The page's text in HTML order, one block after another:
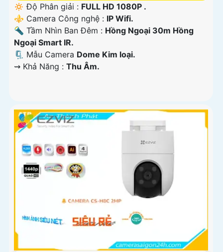
🔅 Độ Phân giải : FULL HD 1080P .
⚜️ Camera Công nghệ : IP Wifi.
🔦 Tầm Nhìn Ban Đêm : Hồng Ngoại 30m Hồng
Ngoại Smart IR.
🗜️ Mẫu Camera Dome Kim loại.
️⇝ Khả Năng : Thu Âm.